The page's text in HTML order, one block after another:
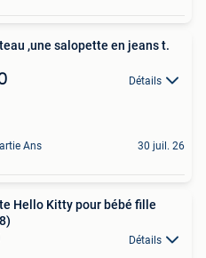
,une salopette en jeans t.
Détails
Ans 30 juil. 26
Hello Kitty pour bébé fille
Détails